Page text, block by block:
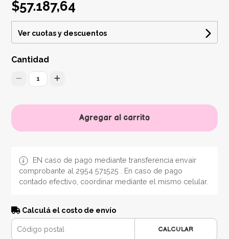
$57.187,64
Ver cuotas y descuentos
Cantidad
1
Agregar al carrito
EN caso de pago mediante transferencia envair
comprobante al 2954 571525 . En caso de pago
contado efectivo, coordinar mediante el mismo celular.
Calculá el costo de envío
CALCULAR